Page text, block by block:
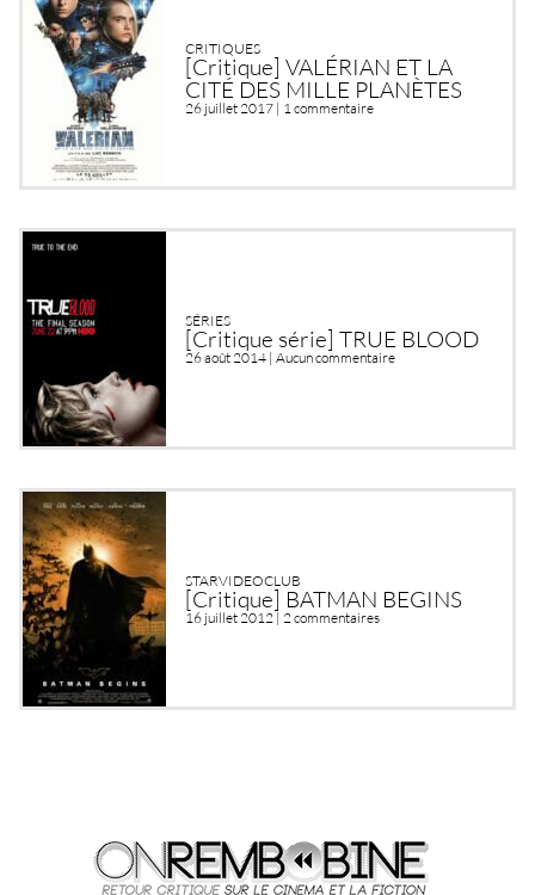
CRITIQUES
[Critique] VALÉRIAN ET LA
CITÉ DES MILLE PLANÈTES
26 juillet 2017 | 1 commentaire
SÉRIES
[Critique série] TRUE BLOOD
26 août 2014 | Aucun commentaire
STARVIDEOCLUB
[Critique] BATMAN BEGINS
16 juillet 2012 | 2 commentaires